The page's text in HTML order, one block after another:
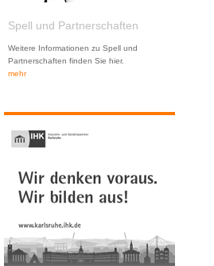
Spell und Partnerschaften
Weitere Informationen zu Spell und
Partnerschaften finden Sie hier.
mehr